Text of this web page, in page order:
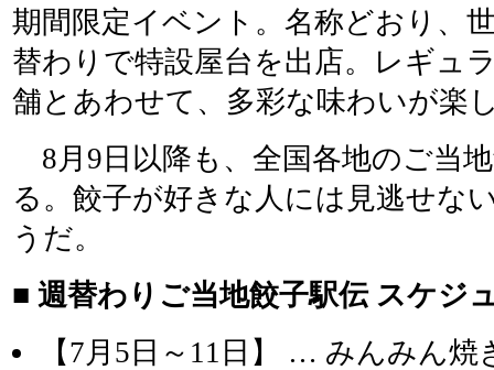
期間限定イベント。名称どおり、
替わりで特設屋台を出店。レギュ
舗とあわせて、多彩な味わいが楽
8月9日以降も、全国各地のご当
る。餃子が好きな人には見逃せな
うだ。
■ 週替わりご当地餃子駅伝 スケジ
【7月5日～11日】 … みんみん焼